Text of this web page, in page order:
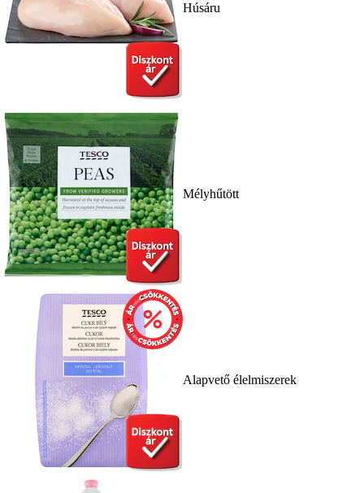
Húsáru
Mélyhűtött
Alapvető élelmiszerek